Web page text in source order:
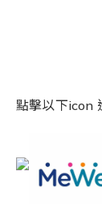
點擊以下icon